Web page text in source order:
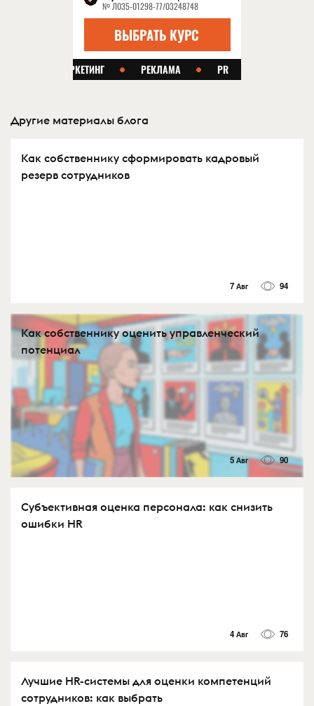
Другие материалы блога
Как собственнику сформировать кадровый
резерв сотрудников
7 Авг 94
Как собственнику оценить управленческий
потенциал
5 Авг 90
Субъективная оценка персонала: как снизить
ошибки HR
4 Авг 76
Лучшие HR-системы для оценки компетенций
сотрудников: как выбрать